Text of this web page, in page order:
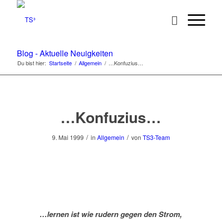
Blog - Aktuelle Neuigkeiten
Du bist hier: Startseite / Allgemein / …Konfuzius…
…Konfuzius…
9. Mai 1999 / in Allgemein / von TS3-Team
…lernen ist wie rudern gegen den Strom,